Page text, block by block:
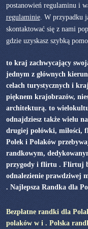
postanowień regulaminu i
regulaminie. W przypadku
skontaktować się z nami
gdzie uzyskasz szybką
to kraj zachwycający
jednym z głównych
celach turystycznych i
pięknem krajobrazów,
architekturą. to
odnajdziesz także wielu
drugiej połówki, miłości,
Polek i Polaków
randkowym,
przygody i flirtu . Flirtuj
odnalezienie prawdziwej
. Najlepsza Randka dla
Bezpłatne randki dla
polaków w i . Polska